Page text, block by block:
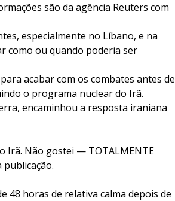
são da agência Reuters com
especialmente no Líbano, e na
como ou quando poderia ser
acabar com os combates antes de
o programa nuclear do Irã.
encaminhou a resposta iraniana
Irã. Não gostei — TOTALMENTE
publicação.
48 horas de relativa calma depois de